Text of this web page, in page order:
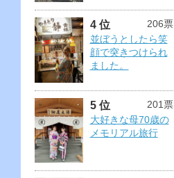
4 位
206票
並ぼうとしたら笑
顔で突きつけられ
ました。
5 位
201票
大好きな母70歳の
メモリアル旅行